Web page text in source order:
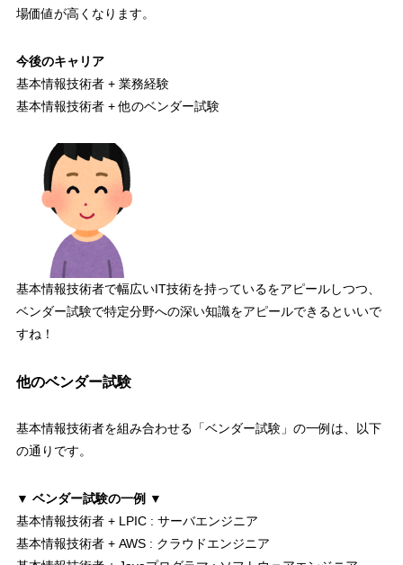
場価値が高くなります。
今後のキャリア
基本情報技術者 + 業務経験
基本情報技術者 + 他のベンダー試験
基本情報技術者で幅広いIT技術を持っているをアピールしつつ、
ベンダー試験で特定分野への深い知識をアピールできるといいで
すね！
他のベンダー試験
基本情報技術者を組み合わせる「ベンダー試験」の一例 は、以下
の通りです。
▼ ベンダー試験の一例 ▼
基本情報技術者 + LPIC : サーバエンジニア
基本情報技術者 + AWS : クラウドエンジニア